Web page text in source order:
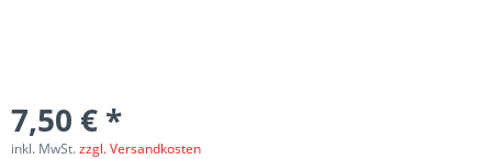
7,50 € *
inkl. MwSt.zzgl. Versandkosten